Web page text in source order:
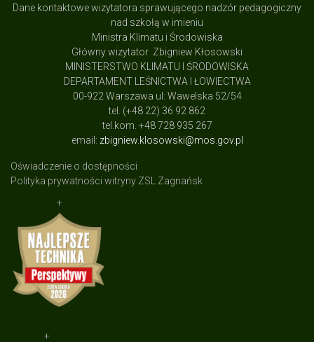
Dane kontaktowe wizytatora sprawującego nadzór pedagogiczny
nad szkołą w imieniu
Ministra Klimatu i Środowiska
Główny wizytator Zbigniew Kłosowski
MINISTERSTWO KLIMATU I ŚRODOWISKA
DEPARTAMENT LEŚNICTWA I ŁOWIECTWA
00-922 Warszawa ul: Wawelska 52/54
tel. (+48 22) 36 92 862
tel.kom. +48 728 935 267
email: zbigniew.klosowski@mos.gov.pl
Oświadczenie o dostępności
Polityka prywatności witryny ZSL Zagnańsk
+
+